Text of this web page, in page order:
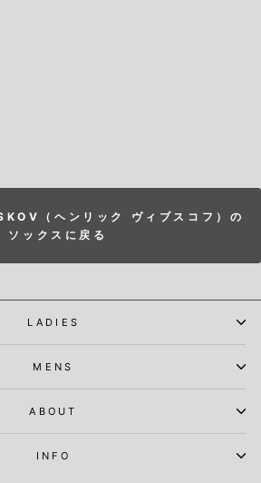
（ヘンリック ヴィブスコフ）の
ソックスに戻る
LADIES
MENS
ABOUT
INFO